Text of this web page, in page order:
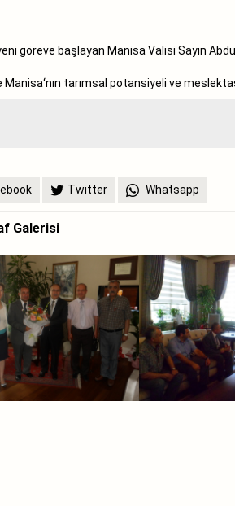
göreve başlayan Manisa Valisi Sayın
tarımsal potansiyeli ve
Twitter Whatsapp
Galerisi